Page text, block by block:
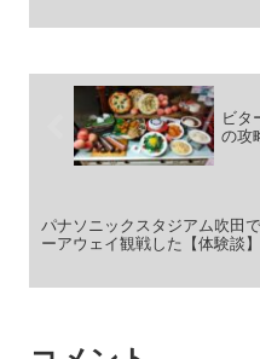
ビタ
の攻
パナソニックスタジアム吹田
ーアウェイ観戦した【体験談】